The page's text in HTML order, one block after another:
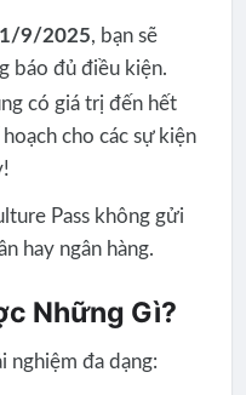
1/9/2025, bạn sẽ
báo đủ điều kiện.
có giá trị đến hết
cho các sự kiện
Pass không gửi
hay ngân hàng.
Những Gì?
nghiệm đa dạng: